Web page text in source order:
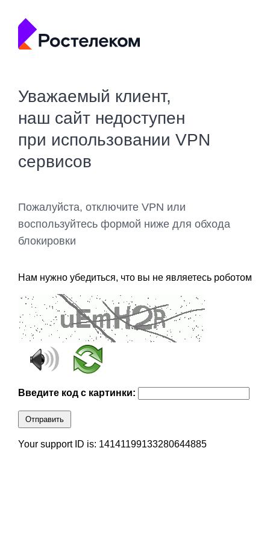
Уважаемый клиент,
наш сайт недоступен
при использовании VPN
сервисов
Пожалуйста, отключите VPN или
воспользуйтесь формой ниже для обхода
блокировки
Нам нужно убедиться, что вы не являетесь роботом
Введите код с картинки:
Отправить
Your support ID is: 14141199133280644885